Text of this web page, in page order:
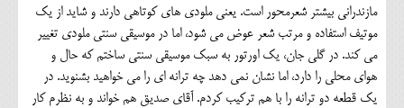
مازندرانی بیشتر شعرمحور است. یعنی ملودی های کوتاهی دارند و شاید از یک
موتیف استفاده و مرتب شعر عوض می شود، اما در موسیقی سنتی ملودی تغییر
می کند. در گلی جان، یک اورتور به سبک موسیقی سنتی ساختم که حال و
هوای محلی را دارد، اما نشان نمی دهد چه ترانه ای را می خواهید بشنوید. در
یک قطعه دو ترانه را با هم ترکیب کردم. آقای صدیق هم خواند و به نظرم کار